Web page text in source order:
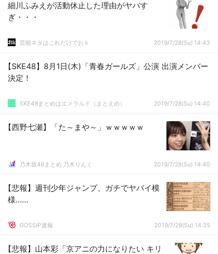
細川ふみえが活動休止した理由がヤバす
ぎ・・・
芸能ネタはこれだけでおｋ 2019/7/28(Su) 14:43
【SKE48】8月1日(木)「青春ガールズ」公演 出演メンバー
決定！
SKE48まとめはエメラルド（まとえめ） 2019/7/28(Su) 14:40
【西野七瀬】「た～まや～」ｗｗｗｗｗ
乃木坂46まとめ 乃木りんく 2019/7/28(Su) 14:40
【悲報】週刊少年ジャンプ、ガチでヤバイ模
様……
GOSSIP速報 2019/7/28(Su) 14:35
【悲報】山本彩「京アニの力になりたい キリ